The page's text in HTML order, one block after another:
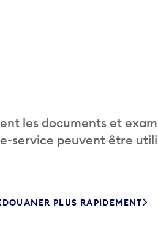
les documents et
service peuvent être
PLUS RAPIDEMENT